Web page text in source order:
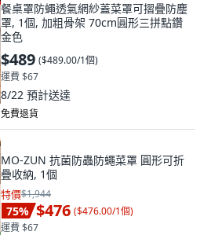
餐桌罩防蠅透氣網紗蓋菜罩可摺疊防塵
罩, 1個, 加粗骨架 70cm圓形三拼點鑽
金色
$489 ($489.00/1個)
運費 $67
8/22 預計送達
免費退貨
MO-ZUN 抗菌防蟲防蠅菜罩 圓形可折
疊收納, 1個
特價$1,944
75% $476 ($476.00/1個)
運費 $67